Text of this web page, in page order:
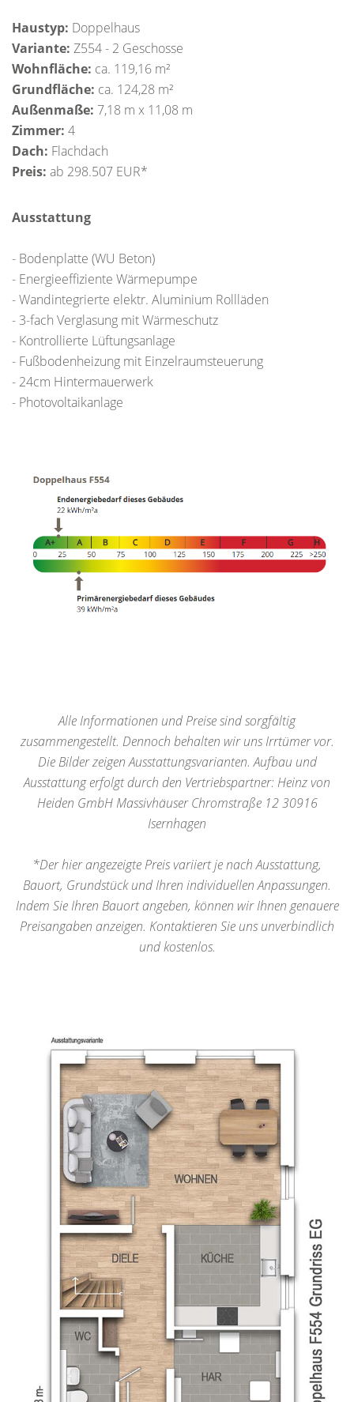
Haustyp: Doppelhaus
Variante: Z554 - 2 Geschosse
Wohnfläche: ca. 119,16 m²
Grundfläche: ca. 124,28 m²
Außenmaße: 7,18 m x 11,08 m
Zimmer: 4
Dach: Flachdach
Preis: ab 298.507 EUR*
Ausstattung
- Bodenplatte (WU Beton)
- Energieeffiziente Wärmepumpe
- Wandintegrierte elektr. Aluminium Rollläden
- 3-fach Verglasung mit Wärmeschutz
- Kontrollierte Lüftungsanlage
- Fußbodenheizung mit Einzelraumsteuerung
- 24cm Hintermauerwerk
- Photovoltaikanlage
Alle Informationen und Preise sind sorgfältig
zusammengestellt. Dennoch behalten wir uns Irrtümer vor.
Die Bilder zeigen Ausstattungsvarianten. Aufbau und
Ausstattung erfolgt durch den Vertriebspartner: Heinz von
Heiden GmbH Massivhäuser Chromstraße 12 30916
Isernhagen
*Der hier angezeigte Preis variiert je nach Ausstattung,
Bauort, Grundstück und Ihren individuellen Anpassungen.
Indem Sie Ihren Bauort angeben, können wir Ihnen genauere
Preisangaben anzeigen. Kontaktieren Sie uns unverbindlich
und kostenlos.